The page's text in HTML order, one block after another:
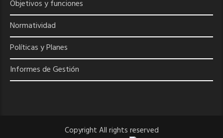
Objetivos y funciones
Normatividad
Políticas y Planes
Informes de Gestión
Copyright All rights reserved